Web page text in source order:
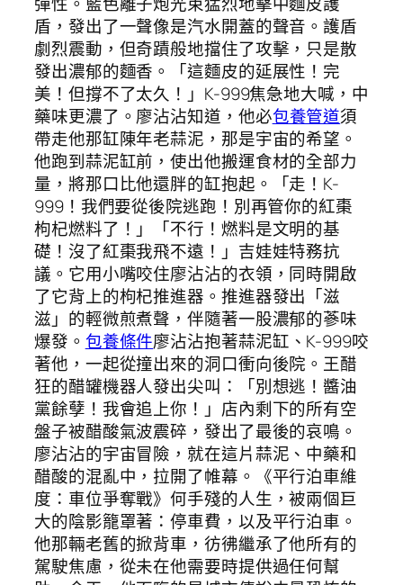
盾，發出了一聲像是汽水開蓋的聲音。護盾
劇烈震動，但奇蹟般地擋住了攻擊，只是散
發出濃郁的麵香。「這麵皮的延展性！完
美！但撐不了太久！」K-999焦急地大喊，中
藥味更濃了。廖沾沾知道，他必包養管道須
帶走他那缸陳年老蒜泥，那是宇宙的希望。
他跑到蒜泥缸前，使出他搬運食材的全部力
量，將那口比他還胖的缸抱起。「走！K-
999！我們要從後院逃跑！別再管你的紅棗
枸杞燃料了！」「不行！燃料是文明的基
礎！沒了紅棗我飛不遠！」吉娃娃特務抗
議。它用小嘴咬住廖沾沾的衣領，同時開啟
了它背上的枸杞推進器。推進器發出「滋
滋」的輕微煎煮聲，伴隨著一股濃郁的蔘味
爆發。 包養條件廖沾沾抱著蒜泥缸、K-999咬
著他，一起從撞出來的洞口衝向後院。王醋
狂的醋罐機器人發出尖叫：「別想逃！醬油
黨餘孽！我會追上你！」店內剩下的所有空
盤子被醋酸氣波震碎，發出了最後的哀鳴。
廖沾沾的宇宙冒險，就在這片蒜泥、中藥和
醋酸的混亂中，拉開了帷幕。《平行泊車維
度：車位爭奪戰》何手殘的人生，被兩個巨
大的陰影籠罩著：停車費，以及平行泊車。
他那輛老舊的掀背車，彷彿繼承了他所有的
駕駛焦慮，從未在他需要時提供過任何幫